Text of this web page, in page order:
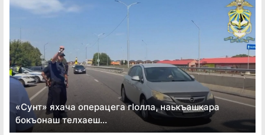
«Сунт» яхача операцега гӏолла, наькъашкара
бокъонаш телхаеш...